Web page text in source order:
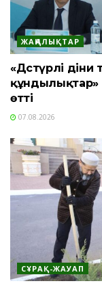
ЖАҢАЛЫҚТАР
«Дәстүрлі
өтті
07.08.2026
СҰРАҚ-ЖАУАП